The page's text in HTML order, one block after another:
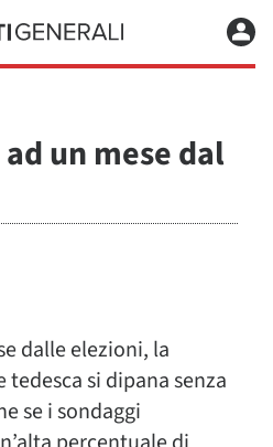
un mese dal
dalle elezioni, la
si dipana senza
se i sondaggi